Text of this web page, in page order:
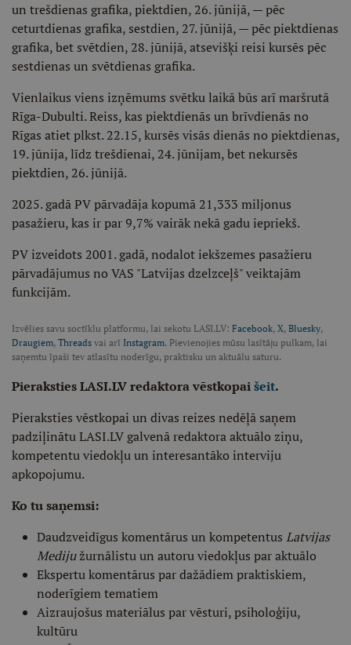
un trešdienas grafika, piektdien, 26. jūnijā, — pēc
ceturtdienas grafika, sestdien, 27. jūnijā, — pēc piektdienas
grafika, bet svētdien, 28. jūnijā, atsevišķi reisi kursēs pēc
sestdienas un svētdienas grafika.
Vienlaikus viens izņēmums svētku laikā būs arī maršrutā
Rīga-Dubulti. Reiss, kas piektdienās un brīvdienās no
Rīgas atiet plkst. 22.15, kursēs visās dienās no piektdienas,
19. jūnija, līdz trešdienai, 24. jūnijam, bet nekursēs
piektdien, 26. jūnijā.
2025. gadā PV pārvadāja kopumā 21,333 miljonus
pasažieru, kas ir par 9,7% vairāk nekā gadu iepriekš.
PV izveidots 2001. gadā, nodalot iekšzemes pasažieru
pārvadājumus no VAS "Latvijas dzelzceļš" veiktajām
funkcijām.
Izvēlies savu soctīklu platformu, lai sekotu LASI.LV: Facebook, X, Bluesky,
Draugiem, Threads vai arī Instagram. Pievienojies mūsu lasītāju pulkam, lai
saņemtu īpaši tev atlasītu noderīgu, praktisku un aktuālu saturu.
Pieraksties LASI.LV redaktora vēstkopaišeit.
Pieraksties vēstkopai un divas reizes nedēļā saņem
padziļinātu LASI.LV galvenā redaktora aktuālo ziņu,
kompetentu viedokļu un interesantāko interviju
apkopojumu.
Ko tu saņemsi:
Daudzveidīgus komentārus un kompetentus Latvijas
Medijužurnālistu un autoru viedokļus par aktuālo
Ekspertu komentārus par dažādiem praktiskiem,
noderīgiem tematiem
Aizraujošus materiālus par vēsturi, psiholoģiju,
kultūru